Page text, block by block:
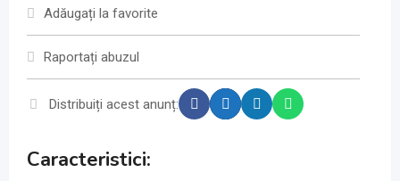
Adăugați la favorite
Raportați abuzul
Distribuiți acest anunț:
Caracteristici: